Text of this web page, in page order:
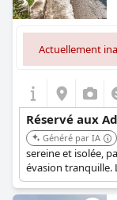
Actuellement
Réservé aux
Généré par IA
sereine et isolée,
évasion tranquille.
personnalisé